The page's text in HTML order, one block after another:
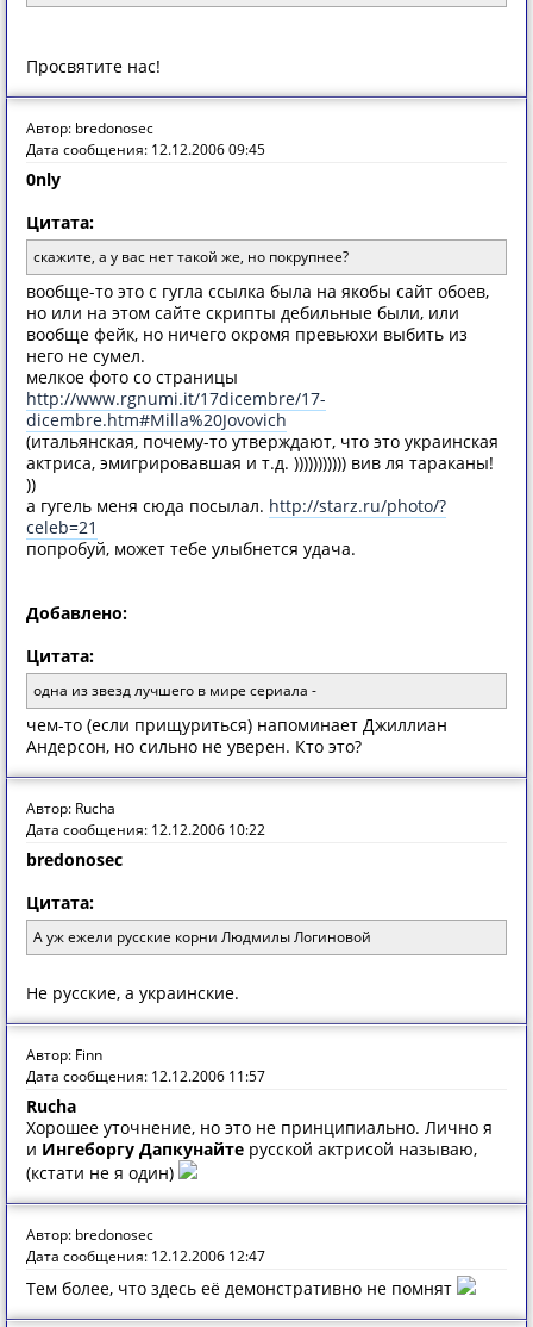
Просвятите нас!
Автор: bredonosec
Дата сообщения: 12.12.2006 09:45
0nly
Цитата:
скажите, а у вас нет такой же, но покрупнее?
вообще-то это с гугла ссылка была на якобы сайт обоев,
но или на этом сайте скрипты дебильные были, или
вообще фейк, но ничего окромя превьюхи выбить из
него не сумел.
мелкое фото со страницы
http://www.rgnumi.it/17dicembre/17-
dicembre.htm#Milla%20Jovovich
(итальянская, почему-то утверждают, что это украинская
актриса, эмигрировавшая и т.д. ))))))))))) вив ля тараканы!
))
а гугель меня сюда посылал. http://starz.ru/photo/?
celeb=21
попробуй, может тебе улыбнется удача.
Добавлено:
Цитата:
одна из звезд лучшего в мире сериала -
чем-то (если прищуриться) напоминает Джиллиан
Андерсон, но сильно не уверен. Кто это?
Автор: Rucha
Дата сообщения: 12.12.2006 10:22
bredonosec
Цитата:
А уж ежели русские корни Людмилы Логиновой
Не русские, а украинские.
Автор: Finn
Дата сообщения: 12.12.2006 11:57
Rucha
Хорошее уточнение, но это не принципиально. Лично я
и Ингеборгу Дапкунайте русской актрисой называю,
(кстати не я один)
Автор: bredonosec
Дата сообщения: 12.12.2006 12:47
Тем более, что здесь её демонстративно не помнят